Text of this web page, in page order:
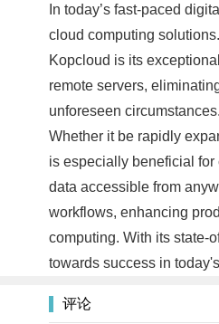
In today’s fast-paced
cloud computing
Kopcloud is its
remote servers,
unforeseen
Whether it be rapidly
is especially beneficial
data accessible from
workflows, enhancing
computing. With its state-
towards success in
评论